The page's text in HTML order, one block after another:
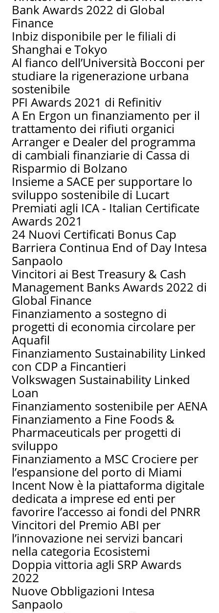
Bank Awards 2022 di Global
Finance
Inbiz disponibile per le filiali di
Shanghai e Tokyo
Al fianco dell’Università Bocconi per
studiare la rigenerazione urbana
sostenibile
PFI Awards 2021 di Refinitiv
A En Ergon un finanziamento per il
trattamento dei rifiuti organici
Arranger e Dealer del programma
di cambiali finanziarie di Cassa di
Risparmio di Bolzano
Insieme a SACE per supportare lo
sviluppo sostenibile di Lucart
Premiati agli ICA - Italian Certificate
Awards 2021
24 Nuovi Certificati Bonus Cap
Barriera Continua End of Day Intesa
Sanpaolo
Vincitori ai Best Treasury & Cash
Management Banks Awards 2022 di
Global Finance
Finanziamento a sostegno di
progetti di economia circolare per
Aquafil
Finanziamento Sustainability Linked
con CDP a Fincantieri
Volkswagen Sustainability Linked
Loan
Finanziamento sostenibile per AENA
Finanziamento a Fine Foods &
Pharmaceuticals per progetti di
sviluppo
Finanziamento a MSC Crociere per
l’espansione del porto di Miami
Incent Now è la piattaforma digitale
dedicata a imprese ed enti per
favorire l’accesso ai fondi del PNRR
Vincitori del Premio ABI per
l’innovazione nei servizi bancari
nella categoria Ecosistemi
Doppia vittoria agli SRP Awards
2022
Nuove Obbligazioni Intesa
Sanpaolo